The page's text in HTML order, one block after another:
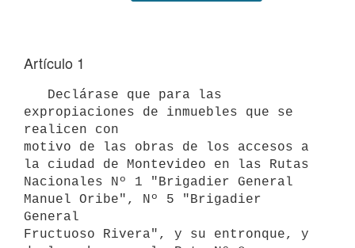
Artículo 1
expropiaciones de inmuebles que se
realicen con
motivo de las obras de los accesos a
la ciudad de Montevideo en las Rutas
Nacionales Nº 1 "Brigadier General
Manuel Oribe", Nº 5 "Brigadier
General
Fructuoso Rivera", y su entronque, y